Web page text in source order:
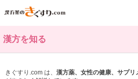
漢方を知る
きぐすり.com は、 漢方薬、女性の健康、サプリ